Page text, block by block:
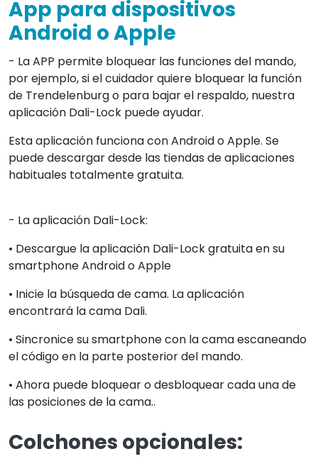
App para dispositivos
Android o Apple
- La APP permite bloquear las funciones del mando,
por ejemplo, si el cuidador quiere bloquear la función
de Trendelenburg o para bajar el respaldo, nuestra
aplicación Dali-Lock puede ayudar.
Esta aplicación funciona con Android o Apple. Se
puede descargar desde las tiendas de aplicaciones
habituales totalmente gratuita.
- La aplicación Dali-Lock:
• Descargue la aplicación Dali-Lock gratuita en su
smartphone Android o Apple
• Inicie la búsqueda de cama. La aplicación
encontrará la cama Dali.
• Sincronice su smartphone con la cama escaneando
el código en la parte posterior del mando.
• Ahora puede bloquear o desbloquear cada una de
las posiciones de la cama..
Colchones opcionales: